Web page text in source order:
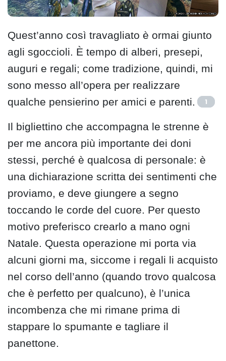
Quest’anno così travagliato è ormai giunto
agli sgoccioli. È tempo di alberi, presepi,
auguri e regali; come tradizione, quindi, mi
sono messo all’opera per realizzare
qualche pensierino per amici e parenti.
1
Il bigliettino che accompagna le strenne è
per me ancora più importante dei doni
stessi, perché è qualcosa di personale: è
una dichiarazione scritta dei sentimenti che
proviamo, e deve giungere a segno
toccando le corde del cuore. Per questo
motivo preferisco crearlo a mano ogni
Natale. Questa operazione mi porta via
alcuni giorni ma, siccome i regali li acquisto
nel corso dell’anno (quando trovo qualcosa
che è perfetto per qualcuno), è l’unica
incombenza che mi rimane prima di
stappare lo spumante e tagliare il
panettone.